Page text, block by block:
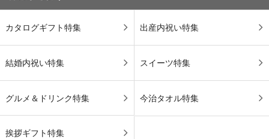
カタログギフト特集 出産内祝い特集
結婚内祝い特集 スイーツ特集
グルメ＆ドリンク特集 今治タオル特集
挨拶ギフト特集